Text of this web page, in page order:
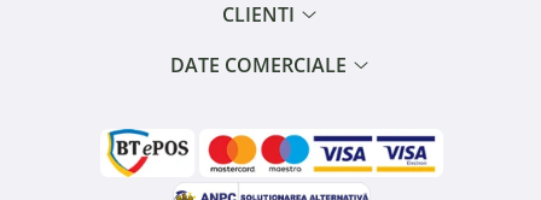
CLIENTI
DATE COMERCIALE